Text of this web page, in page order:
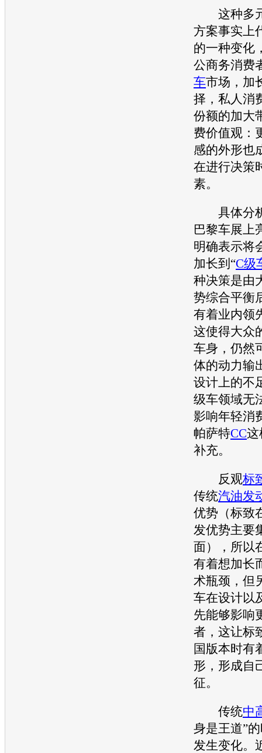
这种多元
方案事实上
的一种变化
公商务消费
车市场，加
择，私人消
份额的加大
费价值观：
感的外形也
在进行决策
素。
具体分析
巴黎车展上
明确表示将
加长到“C级
种决策是由
势综合平衡
有着业内领
这使得大众
车身，仍然
体的动力输
设计上的不
级车领域无
影响年轻消
帕萨特CC这
补充。
反观标
传统汽油发
优势（标致
发优势主要
面），所以
有着想加长
术瓶颈，但
车在设计以
先能够影响
者，这让标
国版本时有
形，形成自
征。
传统中
身是王道”
发生变化。